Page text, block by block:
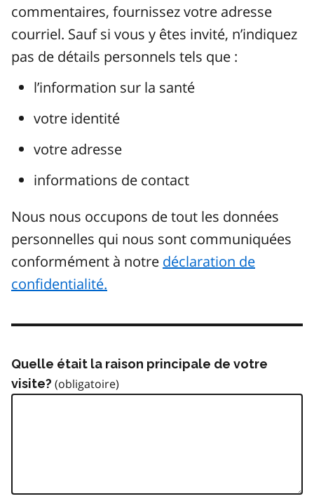
commentaires, fournissez votre adresse
courriel. Sauf si vous y êtes invité, n’indiquez
pas de détails personnels tels que :
l’information sur la santé
votre identité
votre adresse
informations de contact
Nous nous occupons de tout les données
personnelles qui nous sont communiquées
conformément à notre déclaration de
confidentialité.
Quelle était la raison principale de votre
visite?